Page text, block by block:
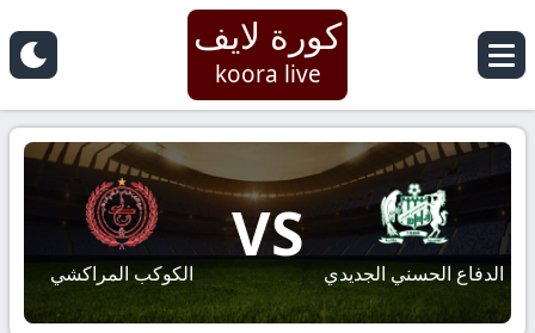
كورة لايف
koora live
الدفاع الحسني الجديدي
VS
الكوكب المراكشي